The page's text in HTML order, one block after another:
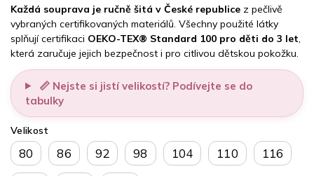
Velikost
80 86 92 98 104 110 116
Každá souprava je ručně šitá v České republice z pečlivě
vybraných certifikovaných materiálů. Všechny použité látky
splňují certifikaci OEKO-TEX® Standard 100 pro děti do 3 let
která zaručuje jejich bezpečnost i pro citlivou dětskou pokožku.
📏 Nejste si jistí velikostí? Podívejte se do
tabulky